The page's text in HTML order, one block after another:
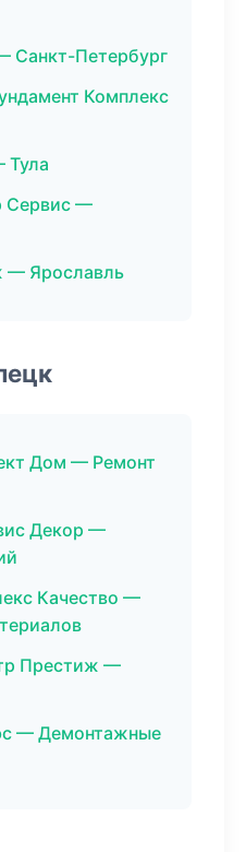
Санкт-Петербург
Комплекс
Тула
Сервис —
Ярославль
Дом — Ремонт
Декор —
Качество —
Престиж —
— Демонтажные